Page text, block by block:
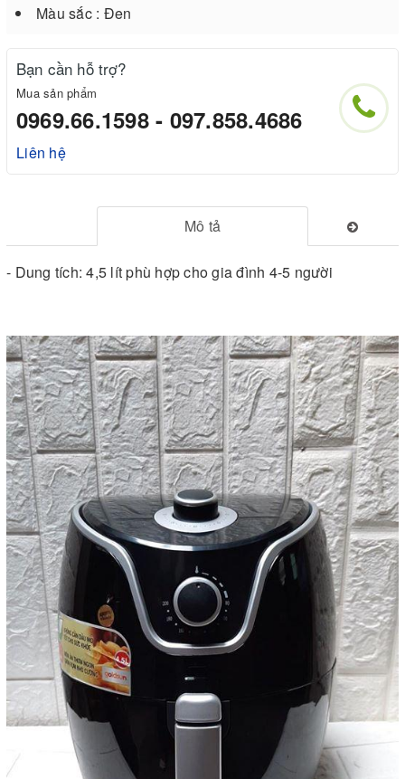
Màu sắc : Đen
Bạn cần hỗ trợ?
Mua sản phẩm
0969.66.1598 - 097.858.4686
Liên hệ
Mô tả
- Dung tích: 4,5 lít phù hợp cho gia đình 4-5 người